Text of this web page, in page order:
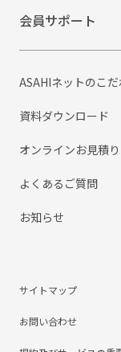
会員サポート
ASAHIネットのこだ
資料ダウンロード
オンラインお見積り
よくあるご質問
お知らせ
サイトマップ
お問い合わせ